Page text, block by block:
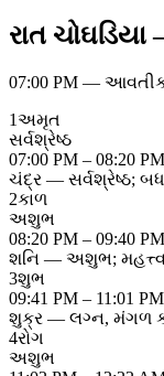
રાત ચોઘડિયા
07:00 PM —
1અમૃત
સર્વશ્રેષ્ઠ
07:00 PM – 08:20 PM
ચંદ્ર — સર્વશ્રેષ્ઠ;
2કાળ
અશુભ
08:20 PM – 09:40 PM
શનિ — અશુભ;
3શુભ
09:41 PM – 11:01 PM
શુક્ર — લગ્ન, મંગળ
4રોગ
અશુભ